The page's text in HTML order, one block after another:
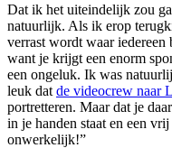
Dat ik het uiteindelijk zou
natuurlijk. Als ik erop
verrast wordt waar
want je krijgt een enorm
een ongeluk. Ik was
leuk dat de videocrew naar
portretteren. Maar dat je
in je handen staat en een
onwerkelijk!”